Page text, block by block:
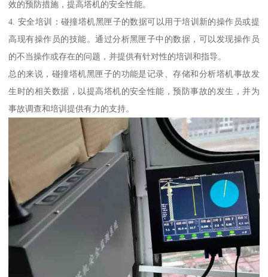
效的预防措施，提高塔机的安全性能。
4. 安全培训：碰撞塔机黑匣子的数据可以用于培训新的操作员或提
高现有操作员的技能。通过分析黑匣子中的数据，可以发现操作员
的不当操作或存在的问题，并提供有针对性的培训和指导。
总的来说，碰撞塔机黑匣子的功能是记录、存储和分析塔机事故发
生时的相关数据，以提高塔机的安全性能，预防事故的发生，并为
事故调查和培训提供有力的支持。